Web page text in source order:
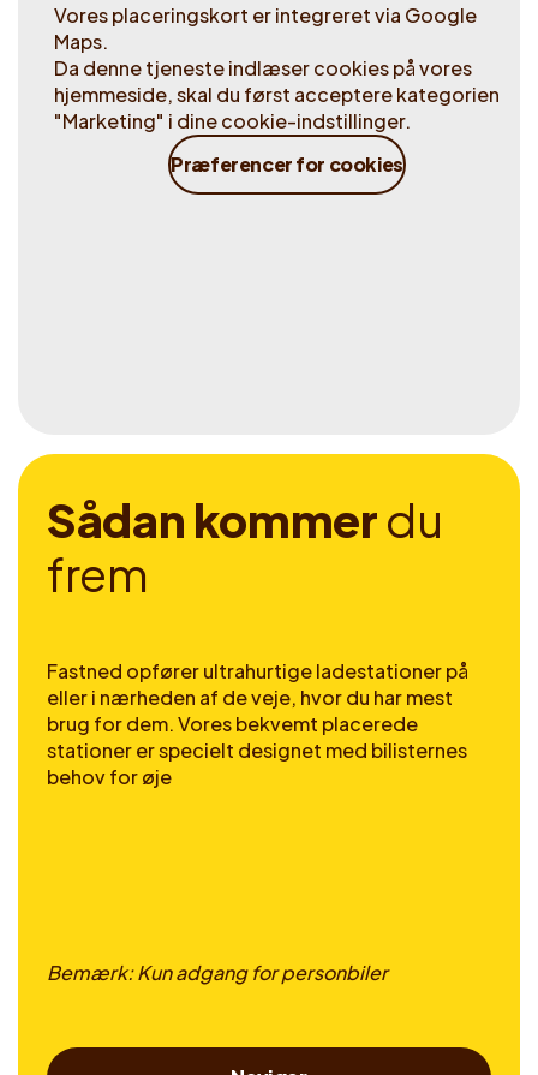
Vores placeringskort er integreret via Google
Maps.
Da denne tjeneste indlæser cookies på vores
hjemmeside, skal du først acceptere kategorien
"Marketing" i dine cookie-indstillinger.
Præferencer for cookies
Sådan kommerdu
frem
Fastned opfører ultrahurtige ladestationer på
eller i nærheden af de veje, hvor du har mest
brug for dem. Vores bekvemt placerede
stationer er specielt designet med bilisternes
behov for øje
Bemærk: Kun adgang for personbiler